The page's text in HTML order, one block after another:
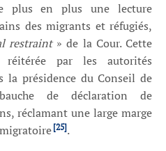
plus en plus une lecture
des migrants et réfugiés,
restraint» de la Cour. Cette
réitérée par les autorités
la présidence du Conseil de
de déclaration de
réclamant une large marge
[25].